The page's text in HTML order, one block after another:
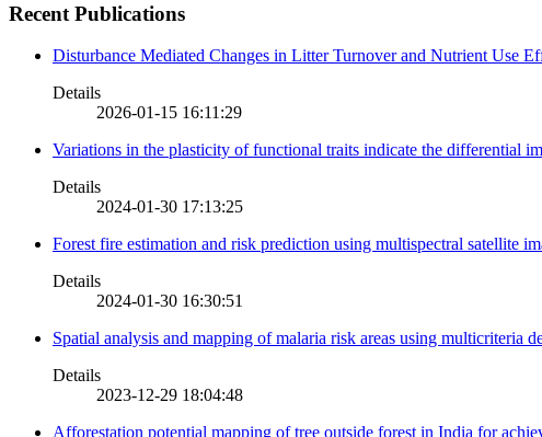
Recent Publications
Disturbance Mediated Changes in Litter Turnover and Nutrient Use
Details
2026-01-15 16:11:29
Variations in the plasticity of functional traits indicate the differential
Details
2024-01-30 17:13:25
Forest fire estimation and risk prediction using multispectral satellite
Details
2024-01-30 16:30:51
Spatial analysis and mapping of malaria risk areas using multicriteria
Details
2023-12-29 18:04:48
Afforestation potential mapping of tree outside forest in India for